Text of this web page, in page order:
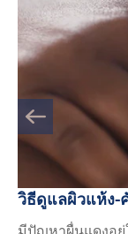
วิธีดูแลผิวแห้ง-